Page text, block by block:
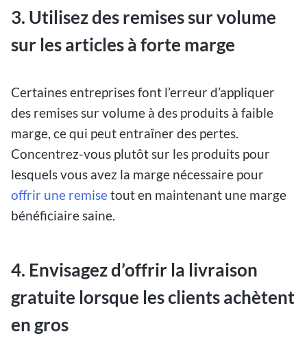
3. Utilisez des remises sur volume
sur les articles à forte marge
Certaines entreprises font l’erreur d’appliquer
des remises sur volume à des produits à faible
marge, ce qui peut entraîner des pertes.
Concentrez-vous plutôt sur les produits pour
lesquels vous avez la marge nécessaire pour
offrir une remisetout en maintenant une marge
bénéficiaire saine.
4. Envisagez d’offrir la livraison
gratuite lorsque les clients achètent
en gros